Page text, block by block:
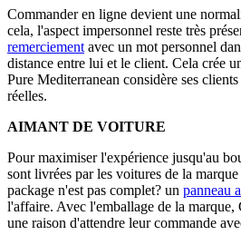
Commander en ligne devient une
cela, l'aspect impersonnel reste très
remerciement avec un mot personnel
distance entre lui et le client. Cela crée
Pure Mediterranean considère ses
réelles.
AIMANT DE VOITURE
Pour maximiser l'expérience jusqu'au
sont livrées par les voitures de la
package n'est pas complet? un panneau
l'affaire. Avec l'emballage de la marque,
une raison d'attendre leur commande